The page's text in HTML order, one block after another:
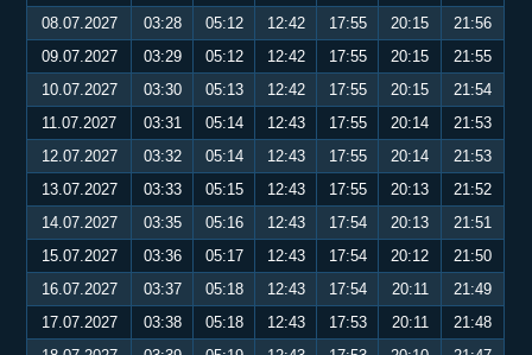
08.07.2027
03:28 05:12 12:42 17:55 20:15
21:56
09.07.2027
03:29 05:12 12:42 17:55 20:15
21:55
10.07.2027
03:30 05:13 12:42 17:55 20:15
21:54
11.07.2027
03:31 05:14 12:43 17:55 20:14
21:53
12.07.2027
03:32 05:14 12:43 17:55 20:14
21:53
13.07.2027
03:33 05:15 12:43 17:55 20:13
21:52
14.07.2027
03:35 05:16 12:43 17:54 20:13
21:51
15.07.2027
03:36 05:17 12:43 17:54 20:12
21:50
16.07.2027
03:37 05:18 12:43 17:54 20:11
21:49
17.07.2027
03:38 05:18 12:43 17:53 20:11
21:48